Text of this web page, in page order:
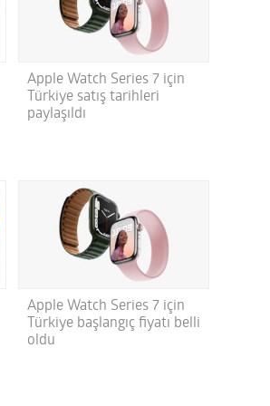
Apple Watch Series 7 için
Türkiye satış tarihleri
paylaşıldı
Apple Watch Series 7 için
Türkiye başlangıç fiyatı belli
oldu